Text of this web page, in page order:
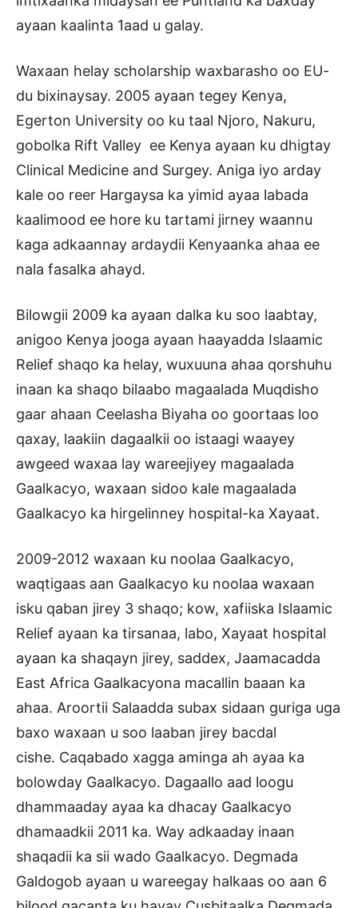
ayaan kaalinta 1aad u galay.
Waxaan helay scholarship waxbarasho oo EU-
du bixinaysay. 2005 ayaan tegey Kenya,
Egerton University oo ku taal Njoro, Nakuru,
gobolka Rift Valley ee Kenya ayaan ku dhigtay
Clinical Medicine and Surgey. Aniga iyo arday
kale oo reer Hargaysa ka yimid ayaa labada
kaalimood ee hore ku tartami jirney waannu
kaga adkaannay ardaydii Kenyaanka ahaa ee
nala fasalka ahayd.
Bilowgii 2009 ka ayaan dalka ku soo laabtay,
anigoo Kenya jooga ayaan haayadda Islaamic
Relief shaqo ka helay, wuxuuna ahaa qorshuhu
inaan ka shaqo bilaabo magaalada Muqdisho
gaar ahaan Ceelasha Biyaha oo goortaas loo
qaxay, laakiin dagaalkii oo istaagi waayey
awgeed waxaa lay wareejiyey magaalada
Gaalkacyo, waxaan sidoo kale magaalada
Gaalkacyo ka hirgelinney hospital-ka Xayaat.
2009-2012 waxaan ku noolaa Gaalkacyo,
waqtigaas aan Gaalkacyo ku noolaa waxaan
isku qaban jirey 3 shaqo; kow, xafiiska Islaamic
Relief ayaan ka tirsanaa, labo, Xayaat hospital
ayaan ka shaqayn jirey, saddex, Jaamacadda
East Africa Gaalkacyona macallin baaan ka
ahaa. Aroortii Salaadda subax sidaan guriga uga
baxo waxaan u soo laaban jirey bacdal
cishe. Caqabado xagga aminga ah ayaa ka
bolowday Gaalkacyo. Dagaallo aad loogu
dhammaaday ayaa ka dhacay Gaalkacyo
dhamaadkii 2011 ka. Way adkaaday inaan
shaqadii ka sii wado Gaalkacyo. Degmada
Galdogob ayaan u wareegay halkaas oo aan 6